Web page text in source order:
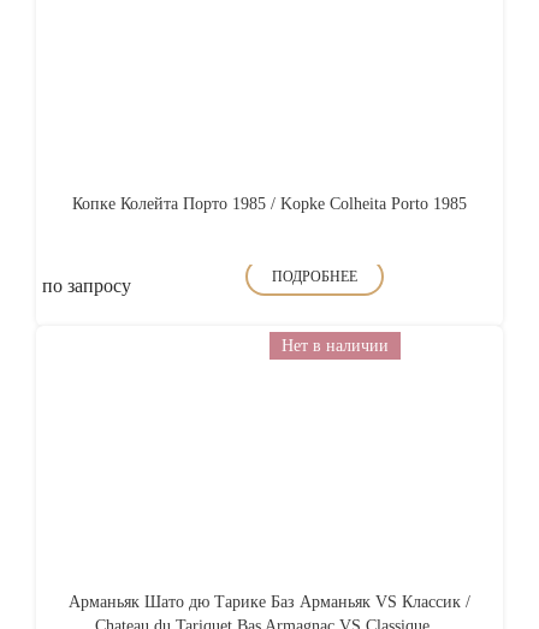
Копке Колейта Порто 1985 / Kopke Colheita Porto 1985
по запросу ПОДРОБНЕЕ
Нет в наличии
Арманьяк Шато дю Тарике Баз Арманьяк VS Классик /